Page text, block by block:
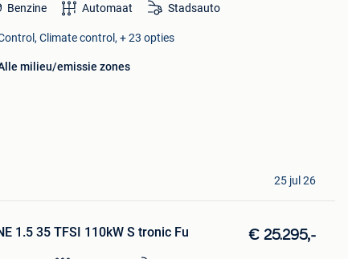
Benzine Automaat Stadsauto
Climate control, + 23 opties
milieu/emissie zones
25 jul 26
1.5 35 TFSI 110kW S tronic Fu € 25.295,-